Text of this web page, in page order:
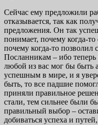
Сейчас ему предложили
отказывается, так как
предложения. Он так
понимает, почему когда-
почему когда-то позволил
Посланникам – ибо
любой из вас мог бы быть
успешным в мире, и я
быть, то все падшие
приняли правильное
стали, тем сильнее были
правильный выбор –
добиваться успеха и